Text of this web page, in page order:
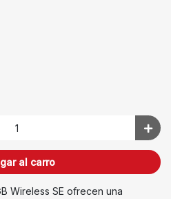
al carro
Wireless SE ofrecen una